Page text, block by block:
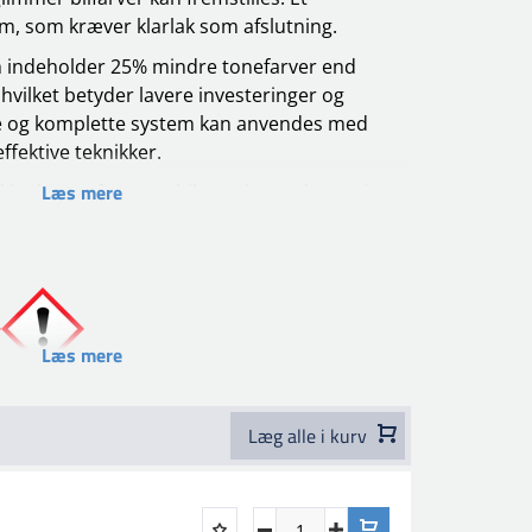
som kræver klarlak som afslutning.
indeholder 25% mindre tonefarver end
betyder lavere investeringer og
komplette system kan anvendes med
teknikker.
brug på personbiler, erhvervskøretøjer
kemikalier og glansbevarelse.
påføres på godt slibet/skrubbet og affedtet
og grundet plastik. Velslebet GRP,
i god stand. Husk afdækning af
Silicone Remover smør på og tør den af.
finere slibemiddel. Fjern alt slibeaffald
rengør med 1-951 Silicone Remover og aftør
Læs mere
Læs mere
Læg alle i kurv